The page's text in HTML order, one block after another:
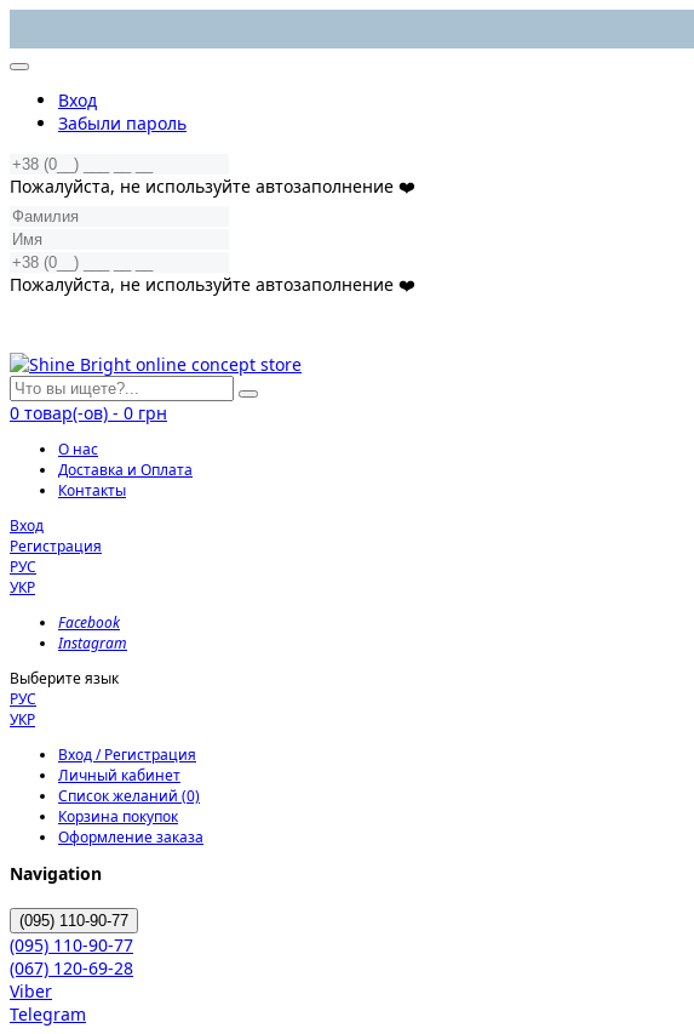
Вход
Забыли пароль
Пожалуйста, не используйте автозаполнение ❤️
Пожалуйста, не используйте автозаполнение ❤️
0 товар(-ов) - 0 грн
О нас
Доставка и Оплата
Контакты
Вход
Регистрация
РУС
УКР
Facebook
Instagram
Выберите язык
РУС
УКР
Вход / Регистрация
Личный кабинет
Список желаний (0)
Корзина покупок
Оформление заказа
Navigation
(095) 110-90-77
(095) 110-90-77
(067) 120-69-28
Viber
Telegram